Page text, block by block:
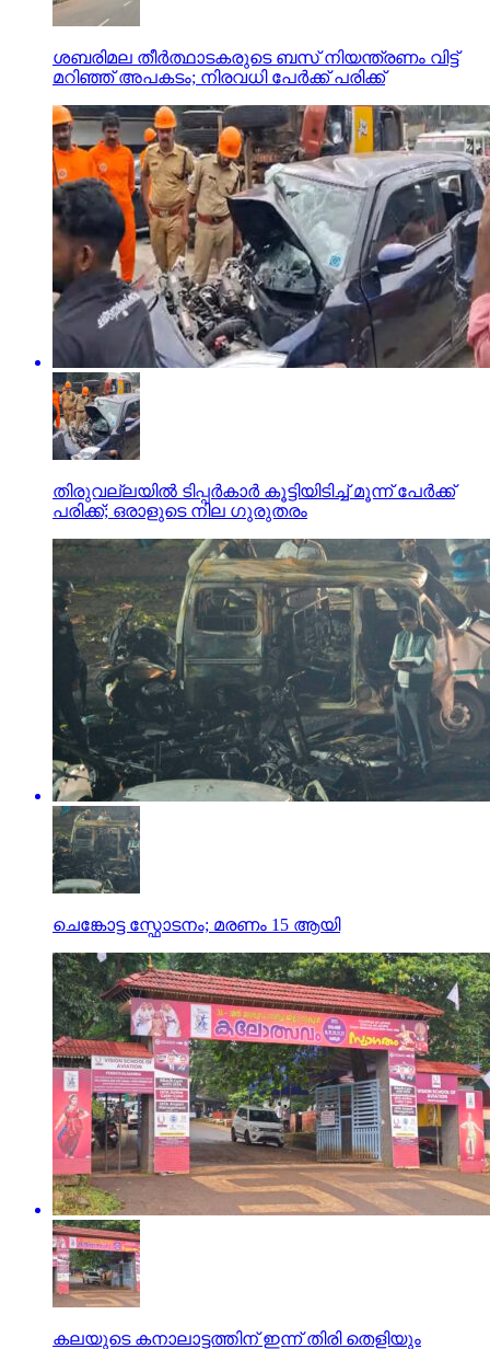
ശബരിമല തീര്‍ത്ഥാടകരുടെ ബസ് നിയന്ത്രണം വിട്ട്
മറിഞ്ഞ് അപകടം; നിരവധി പേര്‍ക്ക് പരിക്ക്
തിരുവല്ലയില്‍ ടിപ്പര്‍കാര്‍ കൂട്ടിയിടിച്ച് മൂന്ന് പേര്‍ക്ക്
പരിക്ക്; ഒരാളുടെ നില ഗുരുതരം
ചെങ്കോട്ട സ്ഫോടനം; മരണം 15 ആയി
കലയുടെ കനാലാട്ടത്തിന് ഇന്ന് തിരി തെളിയും